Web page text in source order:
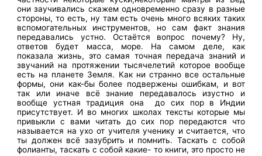
они заучивались скажем одновременно сразу в разные
стороны, то есть, ну там есть очень много всяких таких
вспомогательных инструментов, но сам факт знания
передавались устно. Остаётся вопрос почему? Ну,
ответов будет масса, море. На самом деле, как
показала жизнь, это самая точная передача знаний и
звучаний на протяжении тысячелетий которое вообще
есть на планете Земля. Как ни странно все остальные
формы, они как-бы более подвержены ошибкам, и вот
так или иначе всё знание передавалось изустно и
вообще устная традиция она до сих пор в Индии
присутствует. И во многих школах тексты которые мы
привыкли с вами читать до сих пор передаются что
называется на ухо от учителя ученику и считается, что
ты должен всё зазубрить и помнить. Таскать с собой
фолианты, таскать с собой какие- то книги, это просто не